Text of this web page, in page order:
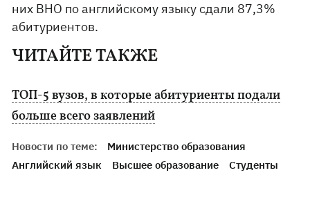
них ВНО по английскому языку сдали 87,3%
абитуриентов.
ЧИТАЙТЕ ТАКЖЕ
ТОП-5 вузов, в которые абитуриенты подали
больше всего заявлений
Новости по теме:
Министерство образования
Английский язык
Высшее образование Студенты